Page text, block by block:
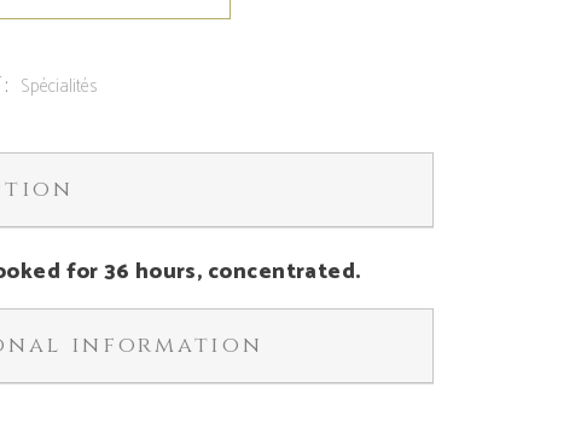
Spécialités
for 36 hours, concentrated.
information